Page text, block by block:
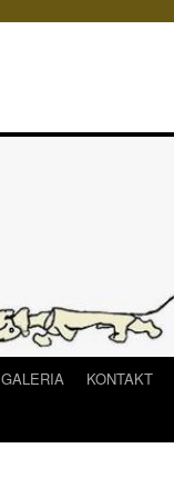
GALERIA KONTAKT